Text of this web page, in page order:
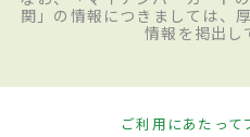
関」の情報につきましては、
情報を掲出し
ご利用にあたって